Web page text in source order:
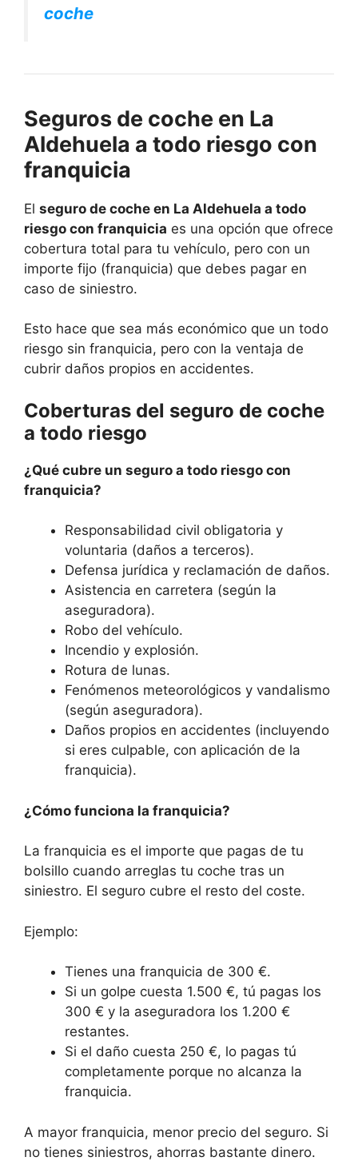
coche
Seguros de coche en La
Aldehuela a todo riesgo con
franquicia
El seguro de coche en La Aldehuela a todo
riesgo con franquicia es una opción que ofrece
cobertura total para tu vehículo, pero con un
importe fijo (franquicia) que debes pagar en
caso de siniestro.
Esto hace que sea más económico que un todo
riesgo sin franquicia, pero con la ventaja de
cubrir daños propios en accidentes.
Coberturas del seguro de coche
a todo riesgo
¿Qué cubre un seguro a todo riesgo con
franquicia?
Responsabilidad civil obligatoria y
voluntaria (daños a terceros).
Defensa jurídica y reclamación de daños.
Asistencia en carretera (según la
aseguradora).
Robo del vehículo.
Incendio y explosión.
Rotura de lunas.
Fenómenos meteorológicos y vandalismo
(según aseguradora).
Daños propios en accidentes (incluyendo
si eres culpable, con aplicación de la
franquicia).
¿Cómo funciona la franquicia?
La franquicia es el importe que pagas de tu
bolsillo cuando arreglas tu coche tras un
siniestro. El seguro cubre el resto del coste.
Ejemplo:
Tienes una franquicia de 300 €.
Si un golpe cuesta 1.500 €, tú pagas los
300 € y la aseguradora los 1.200 €
restantes.
Si el daño cuesta 250 €, lo pagas tú
completamente porque no alcanza la
franquicia.
A mayor franquicia, menor precio del seguro. Si
no tienes siniestros, ahorras bastante dinero.